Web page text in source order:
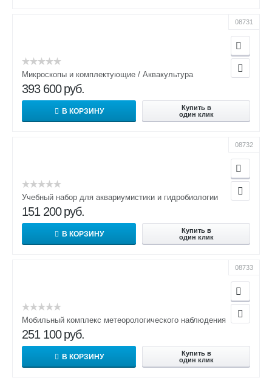
08731
Микроскопы и комплектующие / Аквакультура
393 600 руб.
В КОРЗИНУ
Купить в
один клик
08732
Учебный набор для аквариумистики и гидробиологии
151 200 руб.
В КОРЗИНУ
Купить в
один клик
08733
Мобильный комплекс метеорологического наблюдения
251 100 руб.
В КОРЗИНУ
Купить в
один клик